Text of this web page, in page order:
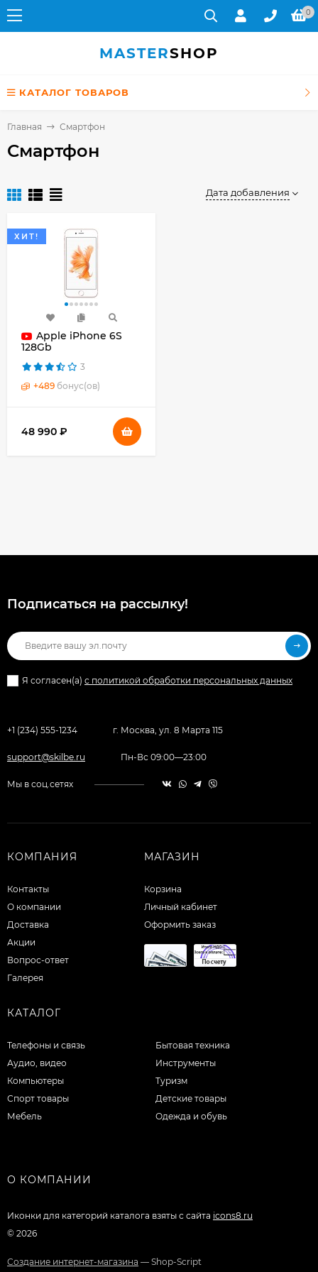
0
MASTERSHOP
КАТАЛОГ ТОВАРОВ
Главная Смартфон
Смартфон
Дата добавления
ХИТ!
Apple iPhone 6S
128Gb
3
+489 бонус(ов)
48 990 ₽
Подписаться на рассылкy!
Я согласен(a) с политикой обработки персональных данных
+1 (234) 555-1234 г. Москва, ул. 8 Марта 115
support@skilbe.ru Пн-Вс 09:00—23:00
Мы в соц.сетях
КОМПАНИЯ
Контакты
О компании
Доставка
Акции
Вопрос-ответ
Галерея
МАГАЗИН
Корзина
Личный кабинет
Оформить заказ
КАТАЛОГ
Телефоны и связь
Аудио, видео
Компьютеры
Спорт товары
Мебель
Бытовая техника
Инструменты
Туризм
Детские товары
Одежда и обувь
О КОМПАНИИ
Иконки для категорий каталога взяты с сайта icons8.ru
© 2026
Создание интернет-магазина — Shop-Script